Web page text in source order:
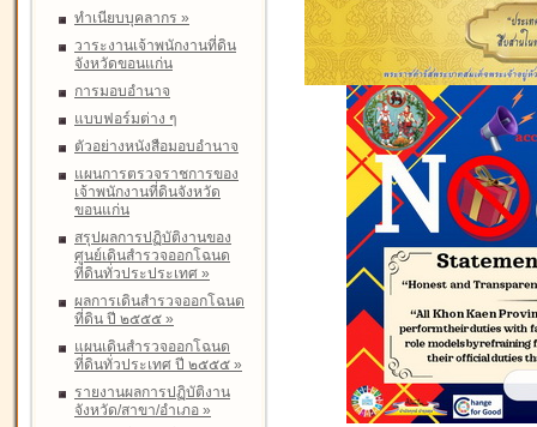
ทำเนียบบุคลากร »
วาระงานเจ้าพนักงานที่ดิน
จังหวัดขอนแก่น
การมอบอำนาจ
แบบฟอร์มต่าง ๆ
ตัวอย่างหนังสือมอบอำนาจ
แผนการตรวจราชการของ
เจ้าพนักงานที่ดินจังหวัด
ขอนแก่น
สรุปผลการปฏิบัติงานของ
ศูนย์เดินสำรวจออกโฉนด
ที่ดินทั่วประประเทศ »
ผลการเดินสำรวจออกโฉนด
ที่ดิน ปี ๒๕๕๕ »
แผนเดินสำรวจออกโฉนด
ที่ดินทั่วประเทศ ปี ๒๕๕๕ »
รายงานผลการปฏิบัติงาน
จังหวัด/สาขา/อำเภอ »